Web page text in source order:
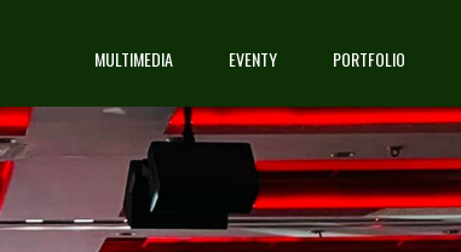
MULTIMEDIA EVENTY PORTFOLIO